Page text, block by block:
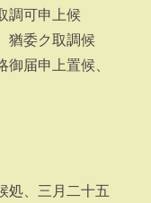
調可申上候
猶委ク取調候
届申上置候、
処、三月二十五